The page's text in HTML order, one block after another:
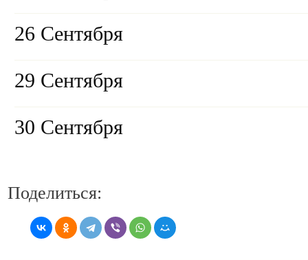
26 Сентября
29 Сентября
30 Сентября
Поделиться: